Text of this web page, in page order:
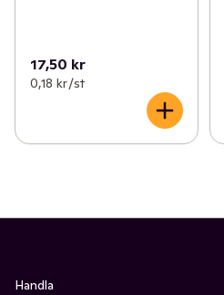
17,50 kr
0,18 kr /st
Handla